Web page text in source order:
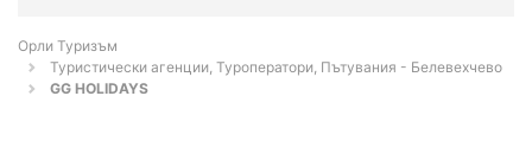
Орли Туризъм
Туристически агенции, Туроператори, Пътувания - Белевехчево
GG HOLIDAYS